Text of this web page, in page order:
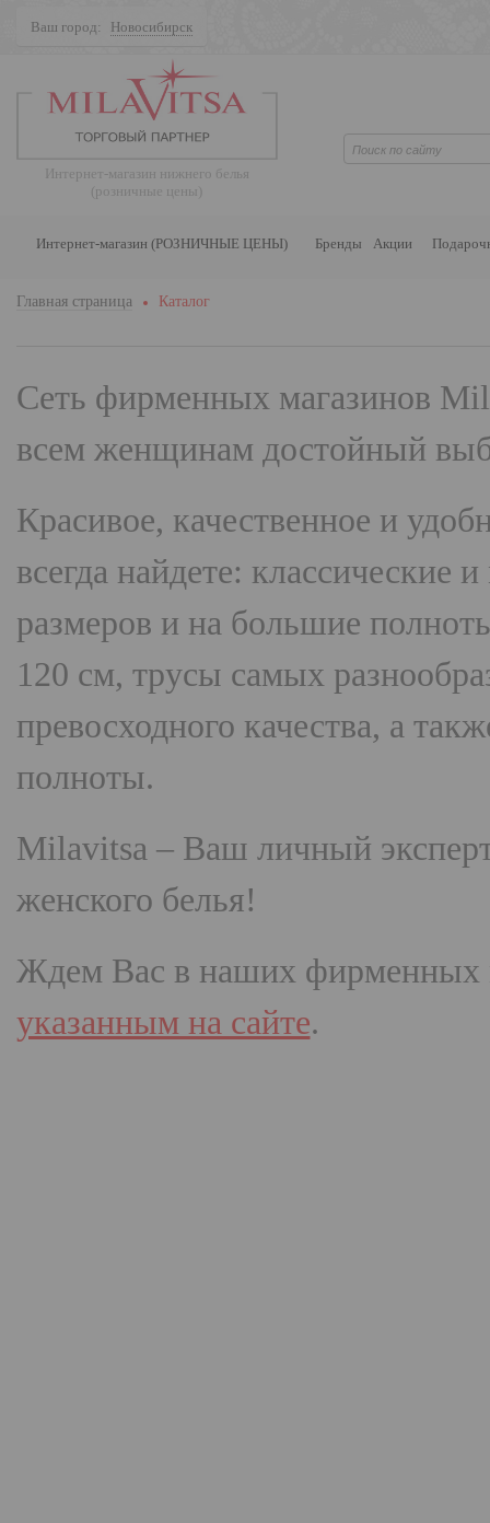
Ваш город: Новосибирск
Интернет-магазин нижнего белья
(розничные цены)
Интернет-магазин (РОЗНИЧНЫЕ ЦЕНЫ) Бренды Акции
Главная страница Каталог
Сеть фирменных магазинов
всем женщинам достойный
Красивое, качественное и
всегда найдете:
размеров и на большие
120 см, трусы самых
превосходного качества, а
полноты.
Milavitsa – Ваш личный
женского белья!
Ждем Вас в наших фирменных
указанным на сайте.